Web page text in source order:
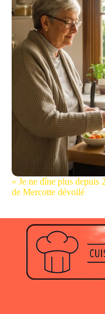
« Je ne dîne plus depuis
de Mercotte dévoilé